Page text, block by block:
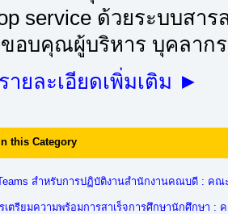
service ด้วยระบบสา
อบคุณผู้บริหาร บุคลาก
รายละเอียดเพิ่มเติม ►
this Category
สำหรับการปฏิบัติงานสำนักงานคณบดี : ค
เตรียมความพร้อมการสาเร็จการศึกษานักศึกษา :